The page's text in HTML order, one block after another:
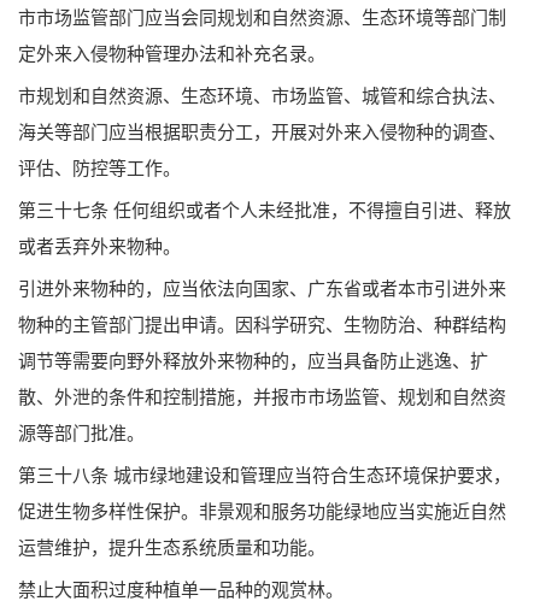
市市场监管部门应当会同规划和自然资源、生态环境等部门制
定外来入侵物种管理办法和补充名录。
市规划和自然资源、生态环境、市场监管、城管和综合执法、
海关等部门应当根据职责分工，开展对外来入侵物种的调查、
评估、防控等工作。
第三十七条 任何组织或者个人未经批准，不得擅自引进、释放
或者丢弃外来物种。
引进外来物种的，应当依法向国家、广东省或者本市引进外来
物种的主管部门提出申请。因科学研究、生物防治、种群结构
调节等需要向野外释放外来物种的，应当具备防止逃逸、扩
散、外泄的条件和控制措施，并报市市场监管、规划和自然资
源等部门批准。
第三十八条 城市绿地建设和管理应当符合生态环境保护要求，
促进生物多样性保护。非景观和服务功能绿地应当实施近自然
运营维护，提升生态系统质量和功能。
禁止大面积过度种植单一品种的观赏林。